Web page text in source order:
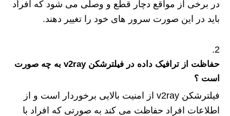
در برخی از مواقع دچار قطع و وصلی می شود که افراد
باید در این صورت سرور های خود را تغییر دهند.
حفاظت از ترافیک داده در فیلترشکن v2ray به چه صورت
است ؟
فیلترشکن v2ray از امنیت بالایی برخوردار است و از
اطلاعات افراد حفاظت می کند به صورتی که افراد با